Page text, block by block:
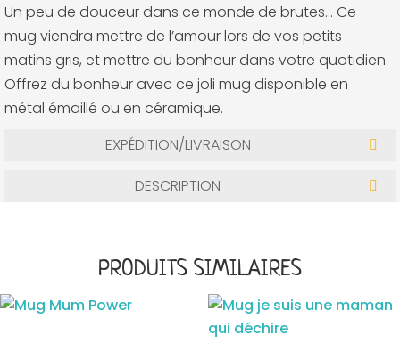
TOUTE
Un peu de douceur dans ce monde de brutes… Ce
mug viendra mettre de l’amour lors de vos petits
matins gris, et mettre du bonheur dans votre quotidien.
Offrez du bonheur avec ce joli mug disponible en
métal émaillé ou en céramique.
EXPÉDITION/LIVRAISON
DESCRIPTION
PRODUITS SIMILAIRES